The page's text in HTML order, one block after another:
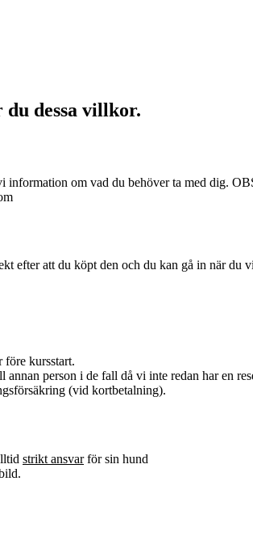
dessa villkor.
information om vad du behöver ta med dig.
efter att du köpt den och du kan gå in när du
före kursstart.
person i de fall då vi inte redan har en
(vid kortbetalning).
strikt ansvarför sin hund